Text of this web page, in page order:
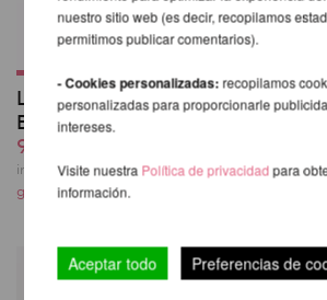
Lupit Pole Classic
Bolsa de transporte
91,41 EUR
incl. 21 % I.V.A. exkl.
gastos de envio
Lupit
incl. 21 %
nuestro sitio web (es decir, recopilamos
permitimos publicar comentarios).
- Cookies personalizadas: recopilamos
personalizadas para proporcionarle
intereses.
Visite nuestra Política de privacidadpara
información.
Aceptar todo Preferencias de